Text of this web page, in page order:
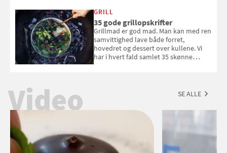
med i Samvirkes skønne vinquiz, hvor
du kan vinde 6 flasker vin fra Viña
Esmeralda. Konkurrencen slutter 1.
september 2026.
GRILL
35 gode grillopskrifter
Grillmad er god mad. Man kan med ren
samvittighed lave både forret,
hovedret og dessert over kullene. Vi
har i hvert fald samlet 35 skønne
Video SE ALLE